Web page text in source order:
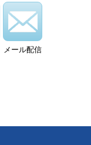
メール配信